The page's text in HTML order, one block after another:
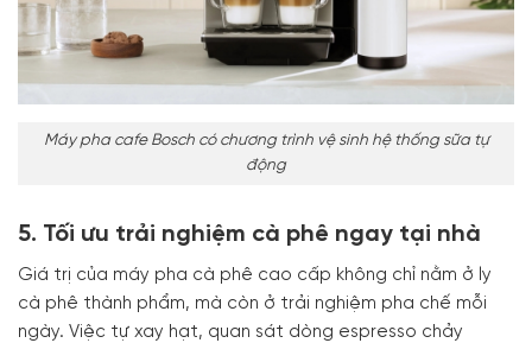
Máy pha cafe Bosch có chương trình vệ sinh hệ thống sữa tự
động
5. Tối ưu trải nghiệm cà phê ngay tại nhà
Giá trị của máy pha cà phê cao cấp không chỉ nằm ở ly
cà phê thành phẩm, mà còn ở trải nghiệm pha chế mỗi
ngày. Việc tự xay hạt, quan sát dòng espresso chảy